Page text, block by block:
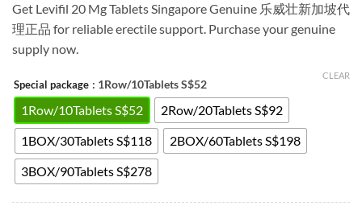
S$52.00
through
Get Levifil 20 Mg Tablets Singapore Genuine 乐威壮新加坡代
理正品 for reliable erectile support. Purchase your genuine
supply now.
Special package : 1Row/10Tablets S$52
1Row/10Tablets S$52
2Row/20Tablets S$92
1BOX/30Tablets S$118
2BOX/60Tablets S$198
3BOX/90Tablets S$278
CLEAR